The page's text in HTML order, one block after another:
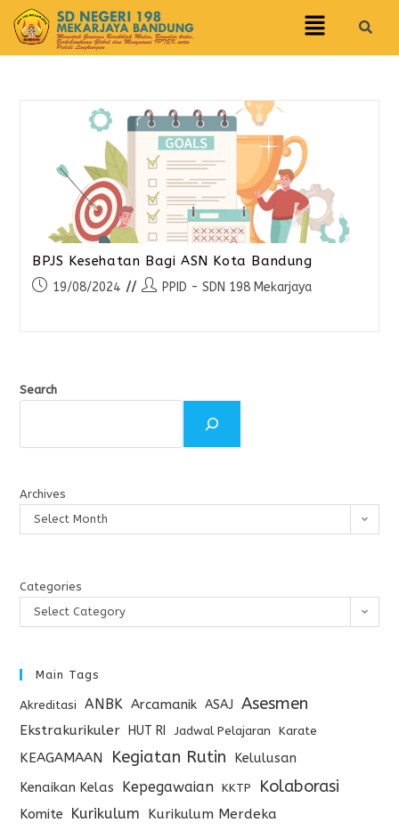
BPJS Kesehatan Bagi ASN Kota Bandung
19/08/2024 PPID - SDN 198 Mekarjaya
Search
Archives
Select Month
Categories
Select Category
Main Tags
Akreditasi ANBK Arcamanik ASAJ Asesmen
Ekstrakurikuler HUT RI Jadwal Pelajaran Karate
KEAGAMAAN Kegiatan Rutin
Kelulusan
Kenaikan Kelas
Kepegawaian KKTP Kolaborasi
Komite Kurikulum Kurikulum Merdeka